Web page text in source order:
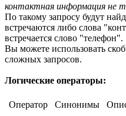
контактная информация не
По такому запросу будут
встречаются либо слова
встречается слово "телефон".
Вы можете использовать
сложных запросов.
Логические операторы:
Оператор Синонимы